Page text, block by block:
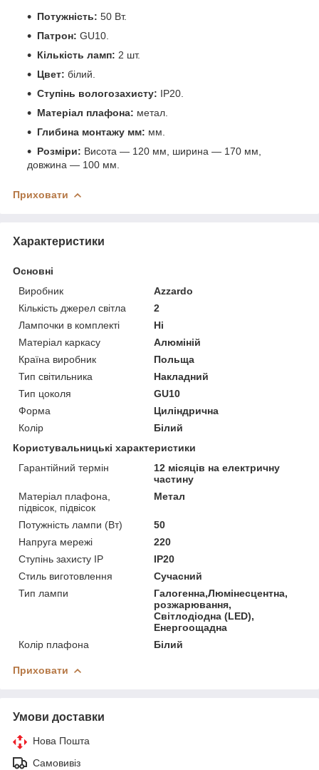
Потужність: 50 Вт.
Патрон: GU10.
Кількість ламп: 2 шт.
Цвет: білий.
Ступінь вологозахисту: IP20.
Матеріал плафона: метал.
Глибина монтажу мм: мм.
Розміри: Висота — 120 мм, ширина — 170 мм,
довжина — 100 мм.
Приховати
Характеристики
Основні
Виробник
Azzardo
Кількість джерел світла
2
Лампочки в комплекті
Ні
Матеріал каркасу
Алюміній
Країна виробник
Польща
Тип світильника
Накладний
Тип цоколя
GU10
Форма
Циліндрична
Колір
Білий
Користувальницькі характеристики
Гарантійний термін
12 місяців на електричну
частину
Матеріал плафона,
підвісок, підвісок
Метал
Потужність лампи (Вт)
50
Напруга мережі
220
Ступінь захисту IP
IP20
Стиль виготовлення
Сучасний
Тип лампи
Галогенна,Люмінесцентна,
розжарювання,
Світлодіодна (LED),
Енергоощадна
Колір плафона
Білий
Приховати
Умови доставки
Нова Пошта
Самовивіз